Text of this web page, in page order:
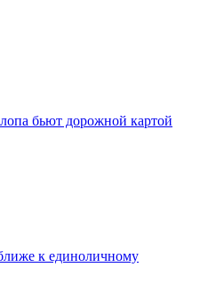
бьют дорожной картой
к единоличному